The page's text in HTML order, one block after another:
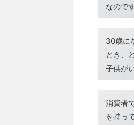
なので
30歳に
とき、
子供が
消費者
を持っ